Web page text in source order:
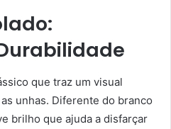
que traz um visual
unhas. Diferente do branco
brilho que ajuda a disfarçar